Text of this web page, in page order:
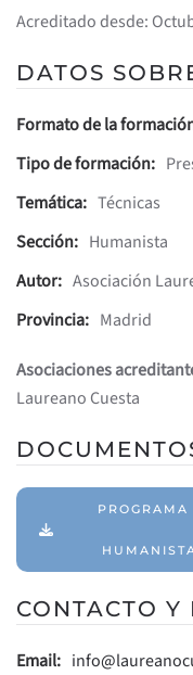
Acreditado desde:
DATOS
Formato de la
Tipo de formación:
Temática: Técnicas
Sección: Humanista
Autor: Asociación
Provincia: Madrid
Asociaciones
Laureano Cuesta
CONTACTO
Email: